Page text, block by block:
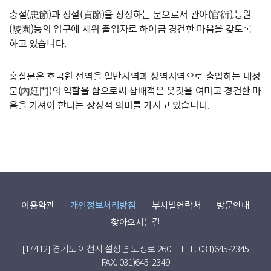
충절(忠節)과 정절(貞節)을 상징하는 문으로서 관아(官衙),능원
(陵園)등의 입구에 세워 출입자로 하여금 경건한 마음을 갖도록
하고 있습니다.
홍살문은 호국원 전역을 일반지역과 성역지역으로 출입하는 내정
문(內廷門)의 역할을 함으로써 참배객은 옷깃을 여미고 경건한 마
음을 가져야 한다는 상징적 의미를 가지고 있습니다.
이용약관 개인정보처리방침 부서별연락처
방문안내
찾아오시는길
[17412] 경기도 이천시 설성면 노성로 260
TEL. 031)645-2345
FAX. 031)645-2349